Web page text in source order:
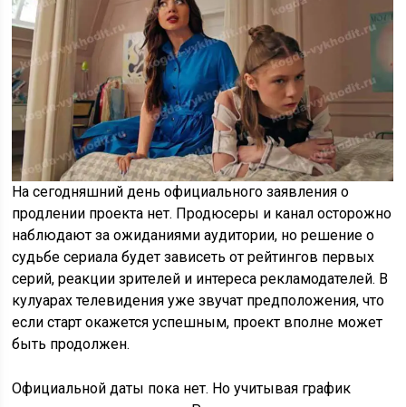
На сегодняшний день официального заявления о
продлении проекта нет. Продюсеры и канал осторожно
наблюдают за ожиданиями аудитории, но решение о
судьбе сериала будет зависеть от рейтингов первых
серий, реакции зрителей и интереса рекламодателей. В
кулуарах телевидения уже звучат предположения, что
если старт окажется успешным, проект вполне может
быть продолжен.
Официальной даты пока нет. Но учитывая график